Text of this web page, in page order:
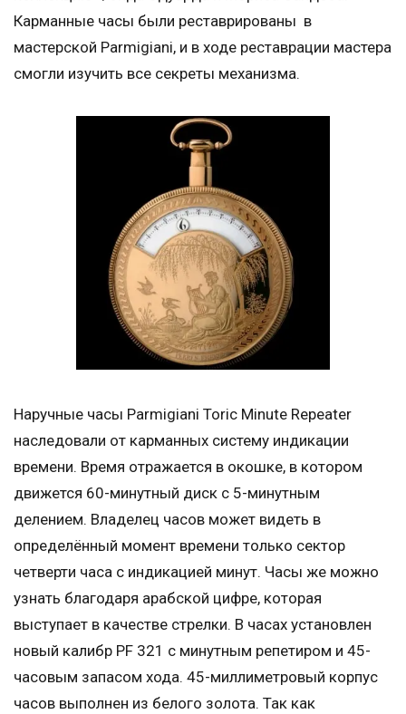
Карманные часы были реставрированы в
мастерской Parmigiani, и в ходе реставрации мастера
смогли изучить все секреты механизма.
Наручные часы Parmigiani Toric Minute Repeater
наследовали от карманных систему индикации
времени. Время отражается в окошке, в котором
движется 60-минутный диск с 5-минутным
делением. Владелец часов может видеть в
определённый момент времени только сектор
четверти часа с индикацией минут. Часы же можно
узнать благодаря арабской цифре, которая
выступает в качестве стрелки. В часах установлен
новый калибр PF 321 с минутным репетиром и 45-
часовым запасом хода. 45-миллиметровый корпус
часов выполнен из белого золота. Так как